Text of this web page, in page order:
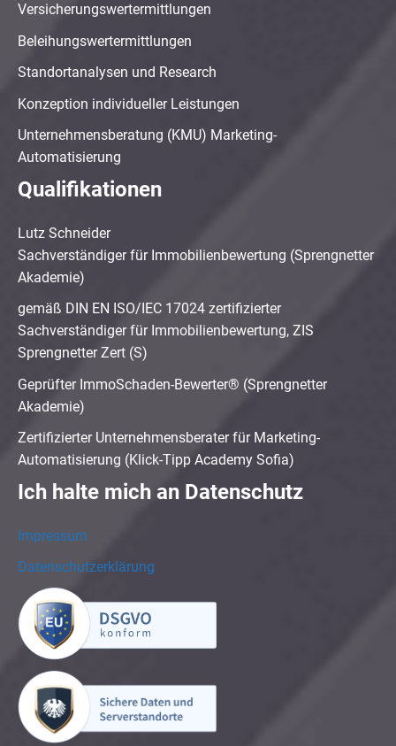
Versicherungswertermittlungen
Beleihungswertermittlungen
Standortanalysen und Research
Konzeption individueller Leistungen
Unternehmensberatung (KMU) Marketing-
Automatisierung
Qualifikationen
Lutz Schneider
Sachverständiger für Immobilienbewertung (Sprengnetter
Akademie)
gemäß DIN EN ISO/IEC 17024 zertifizierter
Sachverständiger für Immobilienbewertung, ZIS
Sprengnetter Zert (S)
Geprüfter ImmoSchaden-Bewerter® (Sprengnetter
Akademie)
Zertifizierter Unternehmensberater für Marketing-
Automatisierung (Klick-Tipp Academy Sofia)
Ich halte mich an Datenschutz
Impressum
Datenschutzerklärung